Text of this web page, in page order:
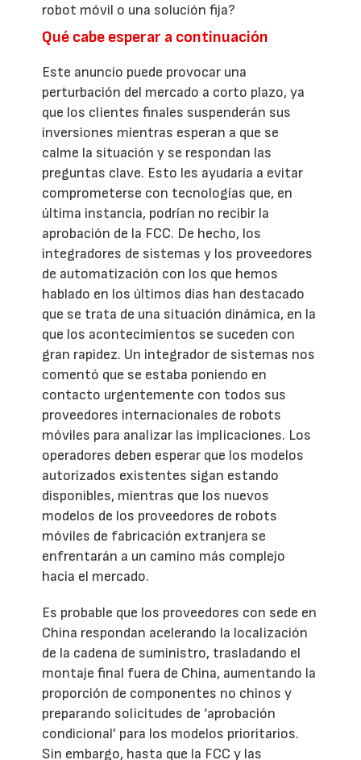
robot móvil o una solución fija?
Qué cabe esperar a continuación
Este anuncio puede provocar una
perturbación del mercado a corto plazo, ya
que los clientes finales suspenderán sus
inversiones mientras esperan a que se
calme la situación y se respondan las
preguntas clave. Esto les ayudaría a evitar
comprometerse con tecnologías que, en
última instancia, podrían no recibir la
aprobación de la FCC. De hecho, los
integradores de sistemas y los proveedores
de automatización con los que hemos
hablado en los últimos días han destacado
que se trata de una situación dinámica, en la
que los acontecimientos se suceden con
gran rapidez. Un integrador de sistemas nos
comentó que se estaba poniendo en
contacto urgentemente con todos sus
proveedores internacionales de robots
móviles para analizar las implicaciones. Los
operadores deben esperar que los modelos
autorizados existentes sigan estando
disponibles, mientras que los nuevos
modelos de los proveedores de robots
móviles de fabricación extranjera se
enfrentarán a un camino más complejo
hacia el mercado.
Es probable que los proveedores con sede en
China respondan acelerando la localización
de la cadena de suministro, trasladando el
montaje final fuera de China, aumentando la
proporción de componentes no chinos y
preparando solicitudes de ‘aprobación
condicional’ para los modelos prioritarios.
Sin embargo, hasta que la FCC y las